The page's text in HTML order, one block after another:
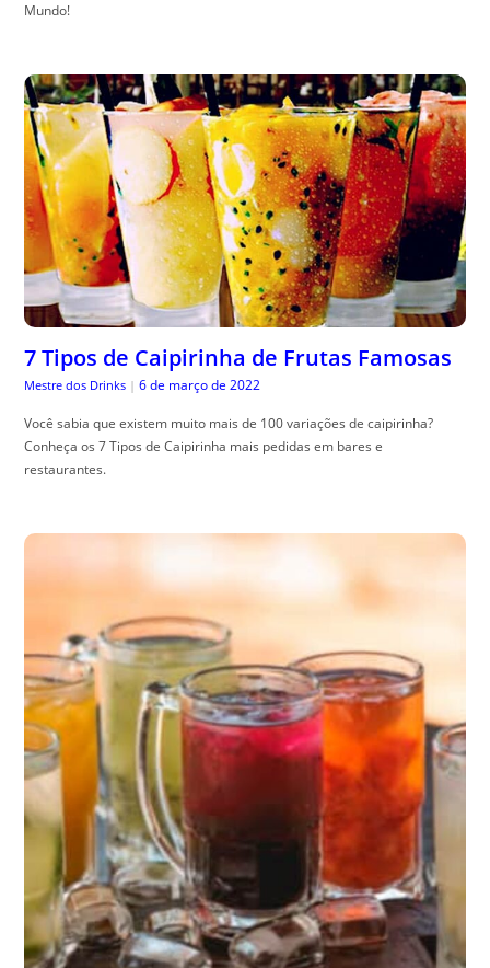
Mundo!
7 Tipos de Caipirinha de Frutas Famosas
Mestre dos Drinks | 6 de março de 2022
Você sabia que existem muito mais de 100 variações de caipirinha?
Conheça os 7 Tipos de Caipirinha mais pedidas em bares e
restaurantes.